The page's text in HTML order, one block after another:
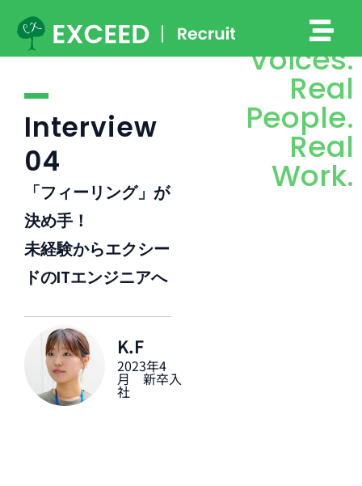
メ
ニ
ュ
ー
Interview
04
「フィーリング」が
決め手！
未経験からエクシー
ドのITエンジニアへ
K.F
2023年4
月 新卒入
社
Real
Voices.
Real
People.
Real
Work.